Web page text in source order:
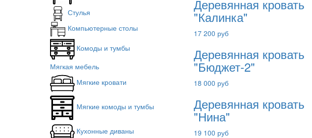
Стулья
Компьютерные столы
Комоды и тумбы
Мягкая мебель
Мягкие кровати
Мягкие комоды и тумбы
Кухонные диваны
Деревянная кровать
"Калинка"
17 200 руб
Деревянная кровать
"Бюджет-2"
18 000 руб
Деревянная кровать
"Нина"
19 100 руб